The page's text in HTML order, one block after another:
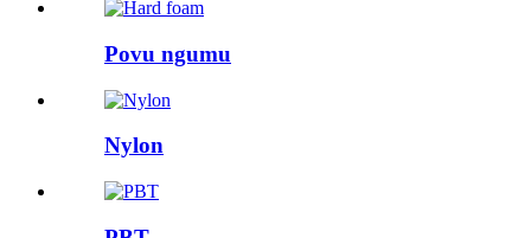
Povu ngumu
Nylon